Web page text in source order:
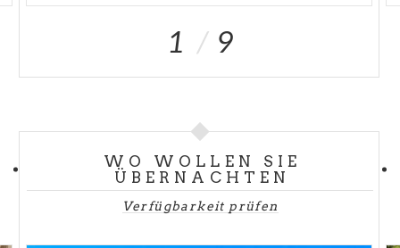
1 9
WO WOLLEN SIE
ÜBERNACHTEN
Verfügbarkeit prüfen